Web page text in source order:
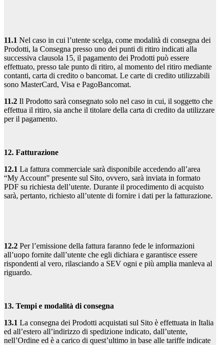
11.1 Nel caso in cui l’utente scelga, come modalità di consegna dei
Prodotti, la Consegna presso uno dei punti di ritiro indicati alla
successiva clausola 15, il pagamento dei Prodotti può essere
effettuato, presso tale punto di ritiro, al momento del ritiro mediante
contanti, carta di credito o bancomat. Le carte di credito utilizzabili
sono MasterCard, Visa e PagoBancomat.
11.2 Il Prodotto sarà consegnato solo nel caso in cui, il soggetto che
effettua il ritiro, sia anche il titolare della carta di credito da utilizzare
per il pagamento.
12. Fatturazione
12.1 La fattura commerciale sarà disponibile accedendo all’area
“My Account” presente sul Sito, ovvero, sarà inviata in formato
PDF su richiesta dell’utente. Durante il procedimento di acquisto
sarà, pertanto, richiesto all’utente di fornire i dati per la fatturazione.
12.2 Per l’emissione della fattura faranno fede le informazioni
all’uopo fornite dall’utente che egli dichiara e garantisce essere
rispondenti al vero, rilasciando a SEV ogni e più amplia manleva al
riguardo.
13. Tempi e modalità di consegna
13.1 La consegna dei Prodotti acquistati sul Sito è effettuata in Italia
ed all’estero all’indirizzo di spedizione indicato, dall’utente,
nell’Ordine ed è a carico di quest’ultimo in base alle tariffe indicate